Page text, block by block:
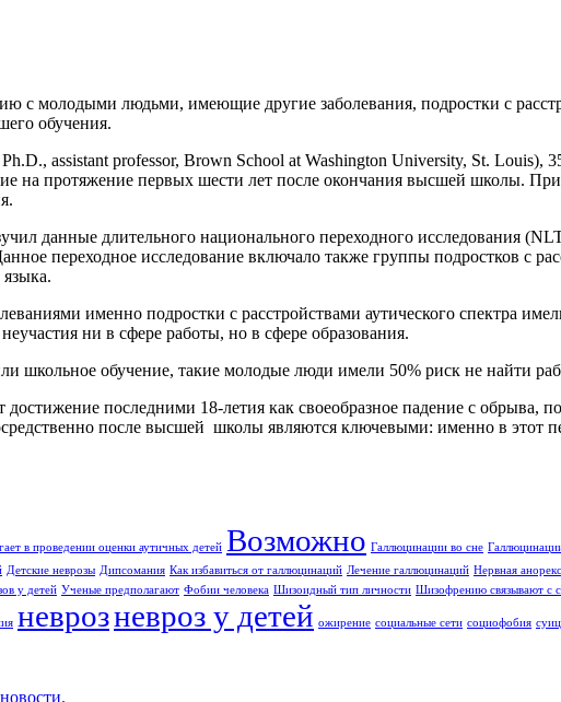
с молодыми людьми, имеющие другие заболевания, подростки с
обучения.
assistant professor, Brown School at Washington University, St. Louis),
на протяжение первых шести лет после окончания высшей школы.
данные длительного национального переходного исследования
переходное исследование включало также группы подростков с
именно подростки с расстройствами аутического спектра
ни в сфере работы, но в сфере образования.
школьное обучение, такие молодые люди имели 50% риск не найти
последними 18-летия как своеобразное падение с обрыва,
после высшей школы являются ключевыми: именно в этот
в проведении оценки аутичных детей Возможно Галлюцинации во сне
Детские неврозы Дипсомания Как избавиться от галлюцинаций Лечение галлюцинаций Нервная
у детей Ученые предполагают Фобии человека Шизоидный тип личности Шизофрению связывают с
неврозневроз у детей ожирение социальные сети социофобия